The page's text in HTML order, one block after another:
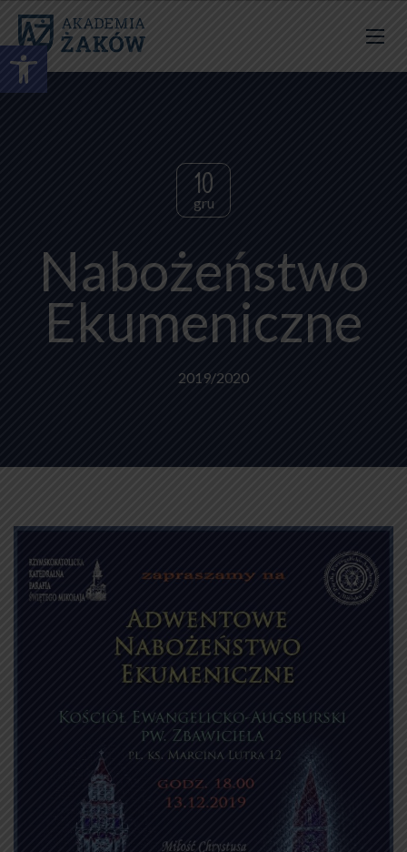
10
gru
Nabożeństwo
Ekumeniczne
2019/2020
Otwórz pasek narzędzi